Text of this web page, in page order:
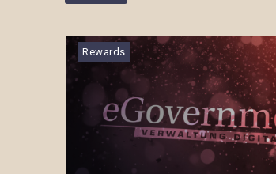
Rewards